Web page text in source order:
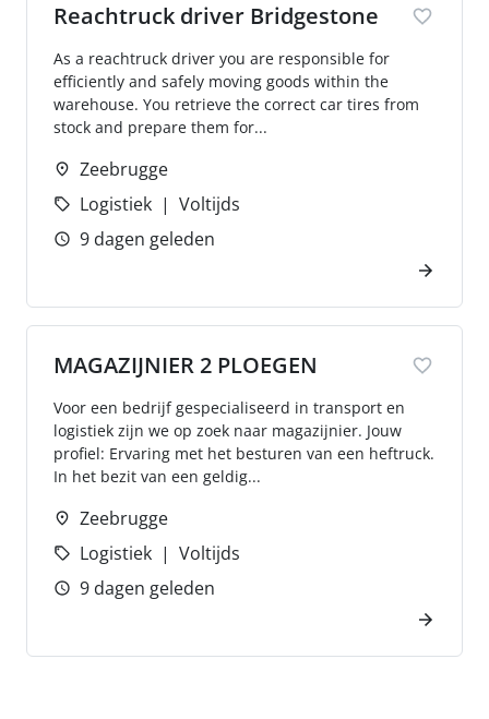
Reachtruck driver Bridgestone
As a reachtruck driver you are responsible for
efficiently and safely moving goods within the
warehouse. You retrieve the correct car tires from
stock and prepare them for...
Zeebrugge
Logistiek
Voltijds
9 dagen geleden
MAGAZIJNIER 2 PLOEGEN
Voor een bedrijf gespecialiseerd in transport en
logistiek zijn we op zoek naar magazijnier. Jouw
profiel: Ervaring met het besturen van een heftruck.
In het bezit van een geldig...
Zeebrugge
Logistiek
Voltijds
9 dagen geleden